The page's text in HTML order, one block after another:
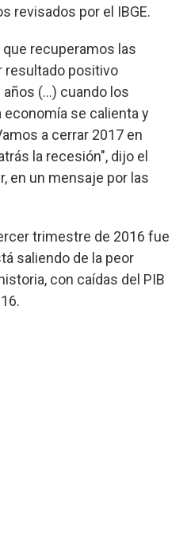
revisados por el IBGE.
recuperamos las
resultado positivo
(...) cuando los
se calienta y
a cerrar 2017 en
la recesión", dijo el
en un mensaje por las
trimestre de 2016 fue
saliendo de la peor
con caídas del PIB